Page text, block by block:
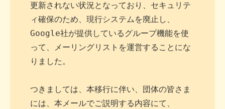
更新されない状況となっており、セキュリテ
ィ確保のため、現行システムを廃止し、
Google社が提供しているグループ機能を使
って、メーリングリストを運営することにな
りました。
つきましては、本移行に伴い、団体の皆さま
には、本メールでご説明する内容にて、